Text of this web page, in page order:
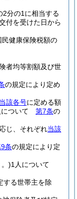
2分の1に相当する
付を受けた日から
健康保険税額の
者均等割額及び世
の規定により定め
当該各号に定める額
について 第7条の
じ、それぞれ当該
条の規定により定
)1人について
する世帯主を除